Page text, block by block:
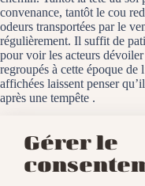
Gérer le
convenance, tantôt le cou
odeurs transportées par le
régulièrement. Il suffit de
pour voir les acteurs
regroupés à cette époque de
affichées laissent penser
après une tempête .